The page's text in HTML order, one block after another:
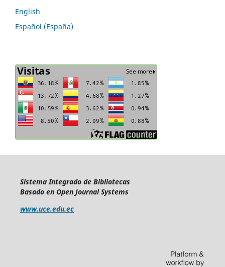
English
Español (España)
Sistema Integrado de Bibliotecas
Basado en Open Journal Systems
www.uce.edu.ec